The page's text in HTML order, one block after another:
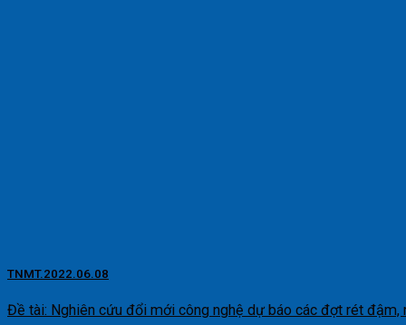
TNMT.2022.06.08
Đề tài: Nghiên cứu đổi mới công nghệ dự báo các đợt rét đậm,